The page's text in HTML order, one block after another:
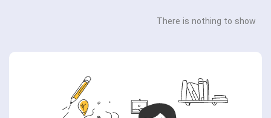
There is nothing to show